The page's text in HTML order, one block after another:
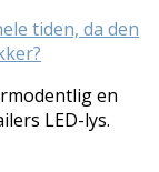
tiden, da den
en
LED-lys.